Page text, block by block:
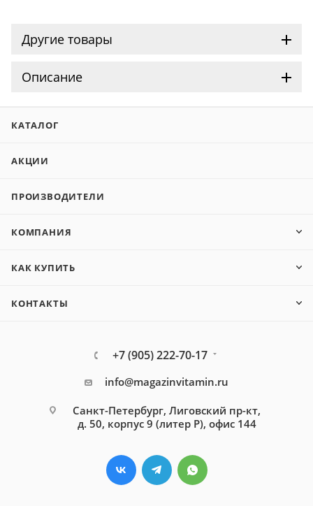
Другие товары
Описание
КАТАЛОГ
АКЦИИ
ПРОИЗВОДИТЕЛИ
КОМПАНИЯ
КАК КУПИТЬ
КОНТАКТЫ
+7 (905) 222-70-17
info@magazinvitamin.ru
Санкт-Петербург, Лиговский пр-кт,
д. 50, корпус 9 (литер Р), офис 144